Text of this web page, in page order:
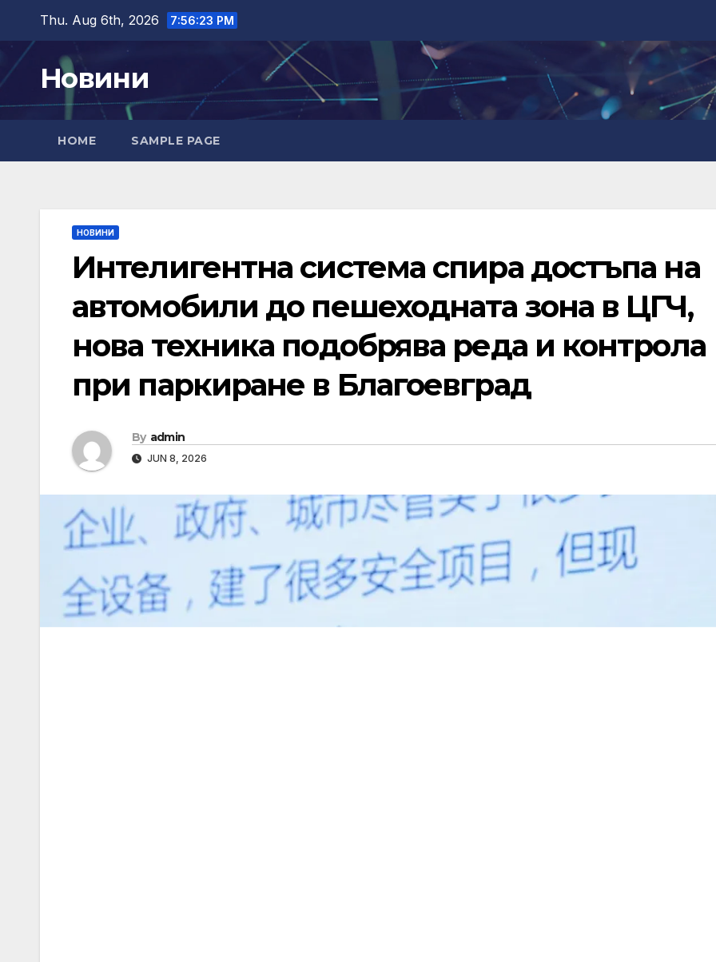
content
Thu. Aug 6th, 2026 7:56:24 PM
Новини
HOME SAMPLE PAGE
НОВИНИ
Интелигентна система спира достъпа на
автомобили до пешеходната зона в ЦГЧ,
нова техника подобрява реда и контрола
при паркиране в Благоевград
By admin
JUN 8, 2026